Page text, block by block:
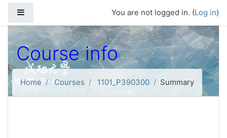
You are not logged in. (Log in)
Course info
Home Courses 1101_P390300 Summary